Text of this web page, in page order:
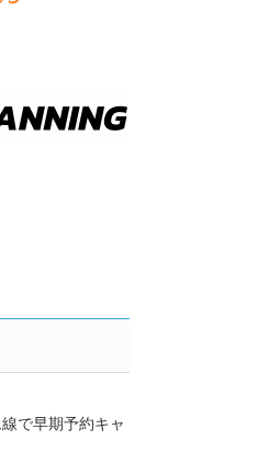
で早期予約キャ